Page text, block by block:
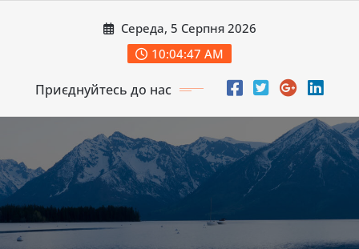
Середа, 5 Серпня 2026
10:04:48 AM
Приєднуйтесь до нас